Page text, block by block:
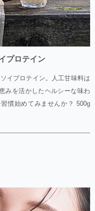
プロテイン
イプロテイン。人工甘味料は
みを活かしたヘルシーな味わ
慣始めてみませんか？ 500g